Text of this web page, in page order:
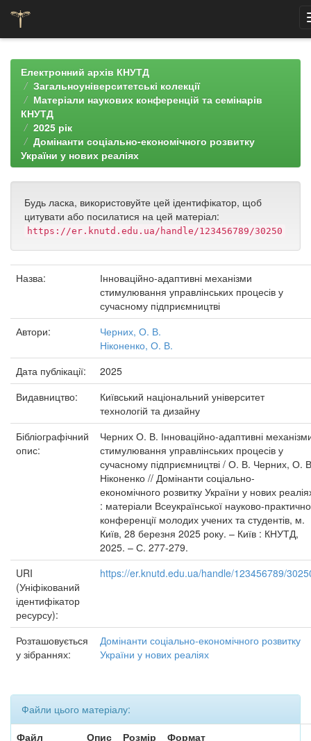
navigationЕлектронний архів КНУТД
Загальноуніверситетські колекції
Матеріали наукових конференцій та семінарів
КНУТД
2025 рік
Домінанти соціально-економічного розвитку
України у нових реаліях
Будь ласка, використовуйте цей ідентифікатор, щоб
цитувати або посилатися на цей матеріал:
https://er.knutd.edu.ua/handle/123456789/30250
Назва:
Інноваційно-адаптивні механізми
стимулювання управлінських процесів у
сучасному підприємництві
Автори:
Черних, О. В.
Ніконенко, О. В.
Дата публікації:
2025
Видавництво:
Київський національний університет
технологій та дизайну
Бібліографічний
опис:
Черних О. В. Інноваційно-адаптивні
стимулювання управлінських процесів у
сучасному підприємництві / О. В. Черних, О.
Ніконенко // Домінанти соціально-
економічного розвитку України у нових
: матеріали Всеукраїнської науково-
конференції молодих учених та студентів, м.
Київ, 28 березня 2025 року. – Київ : КНУТД,
2025. – С. 277-279.
URI
(Уніфікований
ідентифікатор
ресурсу):
https://er.knutd.edu.ua/handle/123456789/
Розташовується
у зібраннях:
Домінанти соціально-економічного розвитку
України у нових реаліях
Файли цього матеріалу:
Файл
Опис Розмір
Формат